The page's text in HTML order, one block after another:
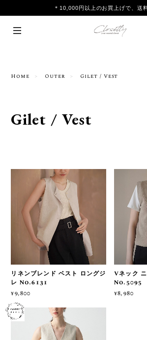
＊10,000円以上のお買上げで、送
Home Outer Gilet / Vest
Gilet / Vest
リネンブレンド ベスト ロングジ
レ No.6131
¥9,800
Vネック
No.5095
¥8,980